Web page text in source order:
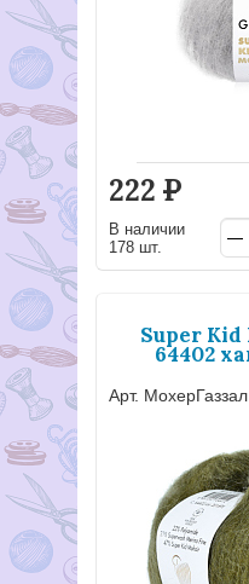
222 Р
В наличии
178 шт.
Super
64402
Арт.